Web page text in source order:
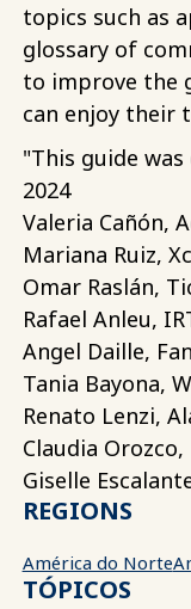
topics such as
glossary of
to improve the
can enjoy their
"This guide
2024
Valeria Cañón,
Mariana Ruiz,
Omar Raslán,
Rafael Anleu,
Angel Daille,
Tania Bayona,
Renato Lenzi,
Claudia
Giselle
REGIONS
América do Norte
TÓPICOS